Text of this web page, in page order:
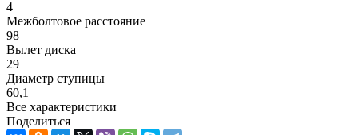
4
Межболтовое расстояние
98
Вылет диска
29
Диаметр ступицы
60,1
Все характеристики
Поделиться